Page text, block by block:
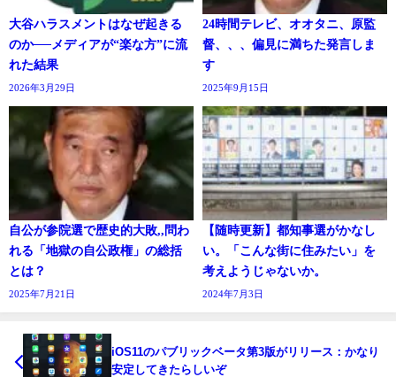
大谷ハラスメントはなぜ起きる
のか──メディアが“楽な方”に流
れた結果
2026年3月29日
24時間テレビ、オオタニ、原監
督、、、偏見に満ちた発言しま
す
2025年9月15日
自公が参院選で歴史的大敗,,問わ
れる「地獄の自公政権」の総括
とは？
2025年7月21日
【随時更新】都知事選がかなし
い。「こんな街に住みたい」を
考えようじゃないか。
2024年7月3日
iOS11のパブリックベータ第3版がリリース：かなり
安定してきたらしいぞ